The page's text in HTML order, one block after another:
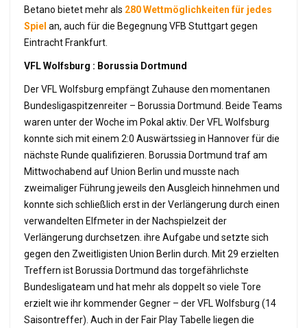
Betano bietet mehr als 280 Wettmöglichkeiten für jedes
Spiel an, auch für die Begegnung VFB Stuttgart gegen
Eintracht Frankfurt.
VFL Wolfsburg : Borussia Dortmund
Der VFL Wolfsburg empfängt Zuhause den momentanen
Bundesligaspitzenreiter – Borussia Dortmund. Beide Teams
waren unter der Woche im Pokal aktiv. Der VFL Wolfsburg
konnte sich mit einem 2:0 Auswärtssieg in Hannover für die
nächste Runde qualifizieren. Borussia Dortmund traf am
Mittwochabend auf Union Berlin und musste nach
zweimaliger Führung jeweils den Ausgleich hinnehmen und
konnte sich schließlich erst in der Verlängerung durch einen
verwandelten Elfmeter in der Nachspielzeit der
Verlängerung durchsetzen. ihre Aufgabe und setzte sich
gegen den Zweitligisten Union Berlin durch. Mit 29 erzielten
Treffern ist Borussia Dortmund das torgefährlichste
Bundesligateam und hat mehr als doppelt so viele Tore
erzielt wie ihr kommender Gegner – der VFL Wolfsburg (14
Saisontreffer). Auch in der Fair Play Tabelle liegen die